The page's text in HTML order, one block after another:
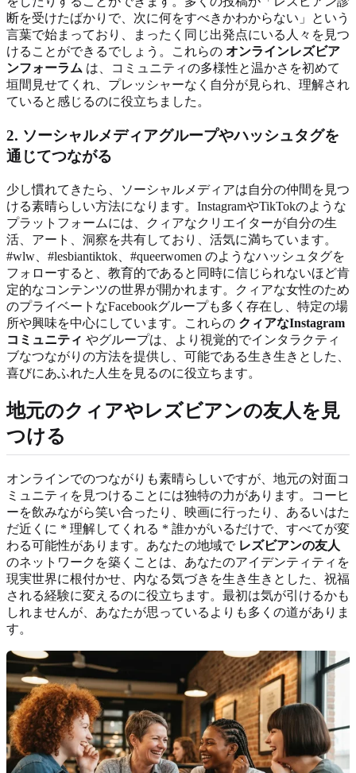
断を受けたばかりで、次に何をすべきかわからない」という
言葉で始まっており、まったく同じ出発点にいる人々を見つ
けることができるでしょう。これらの オンラインレズビア
ンフォーラム は、コミュニティの多様性と温かさを初めて
垣間見せてくれ、プレッシャーなく自分が見られ、理解され
ていると感じるのに役立ちました。
2. ソーシャルメディアグループやハッシュタグを
通じてつながる
少し慣れてきたら、ソーシャルメディアは自分の仲間を見つ
ける素晴らしい方法になります。InstagramやTikTokのような
プラットフォームには、クィアなクリエイターが自分の生
活、アート、洞察を共有しており、活気に満ちています。
#wlw、#lesbiantiktok、#queerwomen のようなハッシュタグを
フォローすると、教育的であると同時に信じられないほど肯
定的なコンテンツの世界が開かれます。クィアな女性のため
のプライベートなFacebookグループも多く存在し、特定の場
所や興味を中心にしています。これらの クィアなInstagram
コミュニティ やグループは、より視覚的でインタラクティ
ブなつながりの方法を提供し、可能である生き生きとした、
喜びにあふれた人生を見るのに役立ちます。
地元のクィアやレズビアンの友人を見
つける
オンラインでのつながりも素晴らしいですが、地元の対面コ
ミュニティを見つけることには独特の力があります。コーヒ
ーを飲みながら笑い合ったり、映画に行ったり、あるいはた
だ近くに * 理解してくれる * 誰かがいるだけで、すべてが変
わる可能性があります。あなたの地域で レズビアンの友人
のネットワークを築くことは、あなたのアイデンティティを
現実世界に根付かせ、内なる気づきを生き生きとした、祝福
される経験に変えるのに役立ちます。最初は気が引けるかも
しれませんが、あなたが思っているよりも多くの道がありま
す。